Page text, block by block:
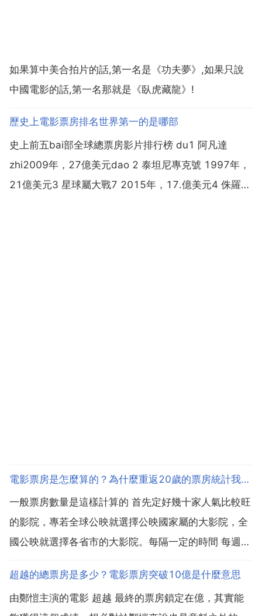
如果算中美合拍片的話,第一名是《功夫夢》,如果只說
中國電影的話,第一名那就是《臥虎藏龍》!
歷史上電影票房排名世界第一的是哪部
史上前五bai部全球總票房影片排行榜 du1 阿凡達
zhi2009年，27億美元dao 2 泰坦尼專克號 1997年，
21億美元3 星球屬大戰7 2015年，17.億美元4 侏羅紀
電影票房是怎麼算的？為什麼重返20歲的票房統計我才2億不到
一般票房數量是這樣計算的 首先定好幾十家人氣比較旺
的影院，專若全球公映就選擇公映國家屬的大影院，全
國公映就選擇各省市的大影院。每隔一定的時間 每週
計算出來，報給影片發行方，由發行單位統計彙總這個
時期的票房。電影票房是怎麼計算出來的 行業常用的票
超越的總票房是多少？電影票房突破10億是什麼意思
由鄭愷主演的電影 超越 最終的票房鎖定在億，其實能